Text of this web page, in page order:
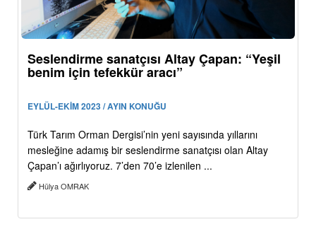
Seslendirme sanatçısı Altay Çapan: “Yeşil
benim için tefekkür aracı”
EYLÜL-EKİM 2023 / AYIN KONUĞU
Türk Tarım Orman Dergisi’nin yeni sayısında yıllarını
mesleğine adamış bir seslendirme sanatçısı olan Altay
Çapan’ı ağırlıyoruz. 7’den 70’e izlenilen ...
Hülya OMRAK